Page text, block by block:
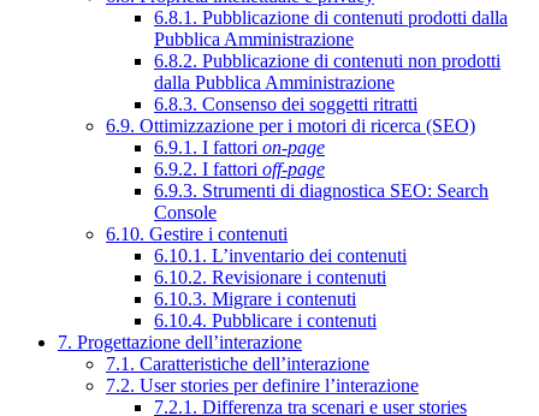
6.8.1. Pubblicazione di contenuti prodotti dalla
Pubblica Amministrazione
6.8.2. Pubblicazione di contenuti non prodotti
dalla Pubblica Amministrazione
6.8.3. Consenso dei soggetti ritratti
6.9. Ottimizzazione per i motori di ricerca (SEO)
6.9.1. I fattori on-page
6.9.2. I fattori off-page
6.9.3. Strumenti di diagnostica SEO: Search
Console
6.10. Gestire i contenuti
6.10.1. L’inventario dei contenuti
6.10.2. Revisionare i contenuti
6.10.3. Migrare i contenuti
6.10.4. Pubblicare i contenuti
7. Progettazione dell’interazione
7.1. Caratteristiche dell’interazione
7.2. User stories per definire l’interazione
7.2.1. Differenza tra scenari e user stories